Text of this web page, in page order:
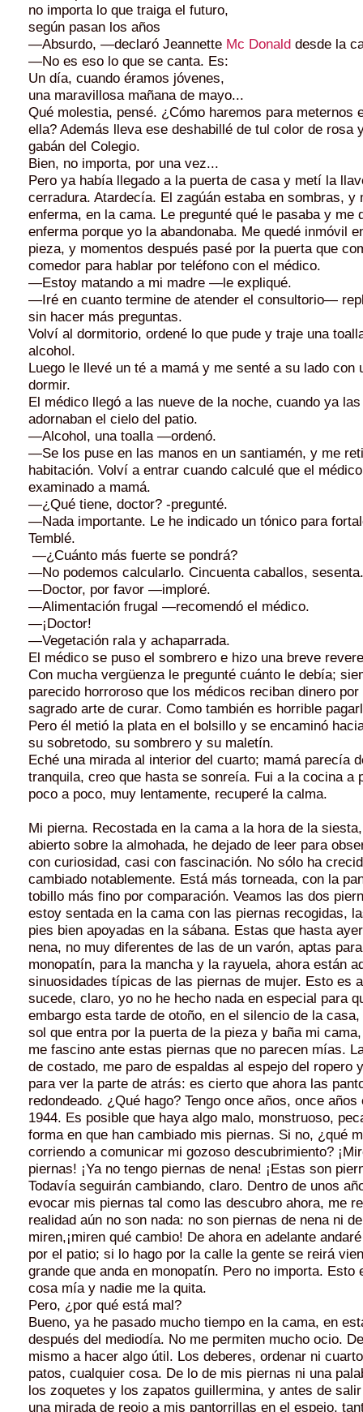
no importa lo que traiga el futuro,
según pasan los años
—Absurdo, —declaró Jeannette Mc Donald desde la
—No es eso lo que se canta. Es:
Un día, cuando éramos jóvenes,
una maravillosa mañana de mayo...
Qué molestia, pensé. ¿Cómo haremos para meter­nos
ella? Además lleva ese deshabillé de tul color de rosa
gabán del Colegio.
Bien, no importa, por una vez...
Pero ya había llegado a la puerta de casa y metí la
cerradura. Atardecía. El zagúán esta­ba en sombras, y
enferma, en la cama. Le pregunté qué le pasaba y me
enferma porque yo la abandonaba. Me que­dé inmóvil
pieza, y momentos después pasé por la puerta que
comedor para hablar por teléfono con el mé­dico.
—Estoy matando a mi madre —le expliqué.
—Iré en cuanto termine de atender el consultorio—
sin hacer más preguntas.
Volví al dormitorio, ordené lo que pude y traje una
alcohol.
Luego le llevé un té a mamá y me senté a su lado con
dormir.
El médico llegó a las nueve de la noche, cuando ya
adornaban el cielo del patio.
—Alcohol, una toalla —ordenó.
—Se los puse en las manos en un santiamén, y me
habitación. Volví a entrar cuando calculé que el
examinado a mamá.
—¿Qué tiene, doctor? -pregunté.
—Nada importante. Le he indicado un tónico pa­ra
Temblé.
—¿Cuánto más fuerte se pondrá?
—No podemos calcularlo. Cincuenta caballos, sesenta.
—Doctor, por favor —imploré.
—Alimentación frugal —recomendó el médico.
—¡Doctor!
—Vegetación rala y achaparrada.
El médico se puso el sombrero e hizo una breve
Con mucha vergüenza le pregunté cuánto le debía;
parecido horroroso que los médicos reciban dinero
sagrado arte de curar. Como también es horrible
Pero él metió la plata en el bolsillo y se encaminó
su sobretodo, su sombrero y su maletín.
Eché una mirada al interior del cuarto; mamá pa­recía
tranquila, creo que hasta se sonreía. Fui a la cocina a
poco a poco, muy lentamente, recuperé la calma.
Mi pierna. Recostada en la cama a la hora de la
abierto sobre la almohada, he de­jado de leer para
con curiosidad, casi con fascinación. No sólo ha
cambiado notablemente. Está más torneada, con la
tobillo más fino por comparación. Veamos las dos
estoy sentada en la cama con las piernas recogidas,
pies bien apoyadas en la sábana. Estas que hasta
nena, no muy diferen­tes de las de un varón, aptas
monopatín, para la mancha y la rayuela, ahora están
sinuosidades típicas de las piernas de mujer. Esto es
sucede, claro, yo no he hecho nada en especial para
em­bargo esta tarde de otoño, en el silencio de la
sol que entra por la puerta de la pieza y baña mi
me fascino ante estas piernas que no parecen mías.
de costado, me paro de espaldas al espejo del ropero
para ver la parte de atrás: es cierto que ahora las
redondeado. ¿Qué hago? Tengo once años, once años
1944. Es posible que haya algo malo, monstruoso,
forma en que han cambiado mis piernas. Si no, ¿qué
corriendo a comunicar mi gozoso descubrimiento?
piernas! ¡Ya no tengo piernas de nena! ¡Estas son
Todavía seguirán cambiando, claro. Dentro de unos
evocar mis piernas tal como las descubro ahora, me
realidad aún no son nada: no son piernas de nena ni
miren,¡miren qué cambio! De ahora en adelante
por el patio; si lo hago por la calle la gente se reirá
grande que anda en monopatín. Pero no importa. Esto
cosa mía y nadie me la quita.
Pero, ¿por qué está mal?
Bueno, ya he pasado mucho tiempo en la cama, en
después del mediodía. No me permiten mucho ocio.
mismo a hacer algo útil. Los deberes, ordenar ni
patos, cualquier cosa. De lo de mis piernas ni una
los zoquetes y los zapatos guiller­mina, y antes de
una mirada de reojo a mis pantorrillas en el espejo,